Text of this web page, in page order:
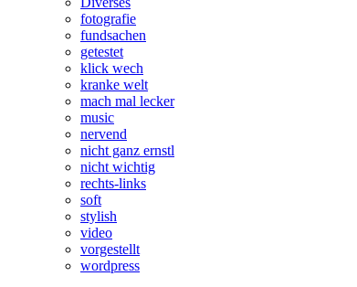
fotografie
fundsachen
getestet
klick wech
kranke welt
mach mal lecker
music
nervend
nicht ganz ernstl
nicht wichtig
rechts-links
soft
stylish
video
vorgestellt
wordpress